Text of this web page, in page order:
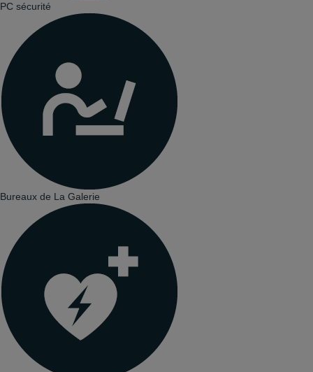
PC sécurité
Bureaux de La Galerie